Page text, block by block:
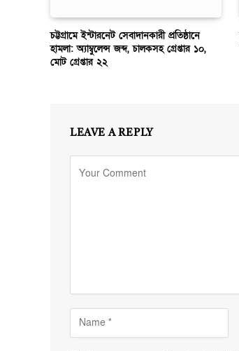
চট্টগ্রামে ইন্টারনেট সেবাদানকারী প্রতিষ্ঠানে
হামলা: অ্যাম্বুলেন্স জব্দ, চালকসহ গ্রেপ্তার ১০,
মোট গ্রেপ্তার ২২
LEAVE A REPLY